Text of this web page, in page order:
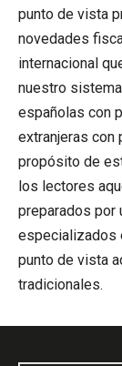
punto de vista
novedades
internacional
nuestro
españolas con
extranjeras con
propósito de
los lectores
preparados por
especializados
punto de vista
tradicionales.